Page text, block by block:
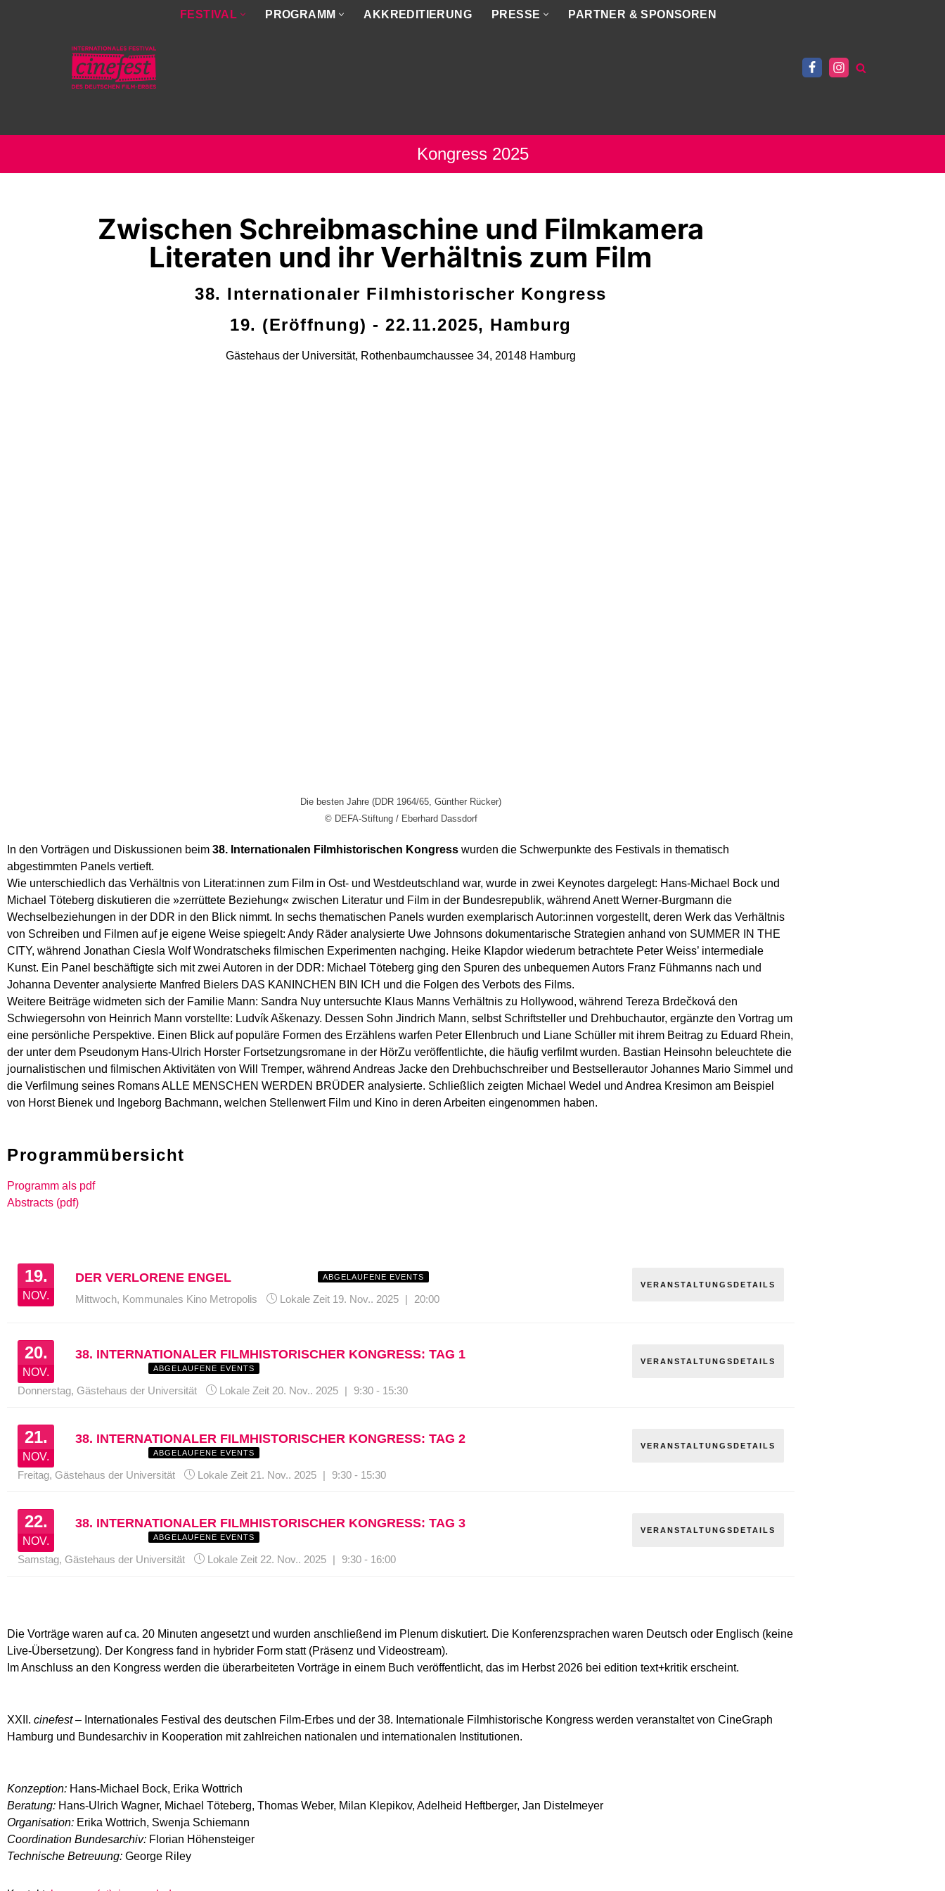
FESTIVAL PROGRAMM AKKREDITIERUNG PRESSE PARTNER & SPONSOREN
Kongress 2025
Zwischen Schreibmaschine und Filmkamera
Literaten und ihr Verhältnis zum Film
38. Internationaler Filmhistorischer Kongress
19. (Eröffnung) - 22.11.2025, Hamburg
Gästehaus der Universität, Rothenbaumchaussee 34, 20148 Hamburg
Die besten Jahre (DDR 1964/65, Günther Rücker)
© DEFA-Stiftung / Eberhard Dassdorf
In den Vorträgen und Diskussionen beim 38. Internationalen Filmhistorischen Kongress wurden die Schwerpunkte des Festivals in thematisch
abgestimmten Panels vertieft.
Wie unterschiedlich das Verhältnis von Literat:innen zum Film in Ost- und Westdeutschland war, wurde in zwei Keynotes dargelegt: Hans-Michael Bock und
Michael Töteberg diskutieren die »zerrüttete Beziehung« zwischen Literatur und Film in der Bundesrepublik, während Anett Werner-Burgmann die
Wechselbeziehungen in der DDR in den Blick nimmt. In sechs thematischen Panels wurden exemplarisch Autor:innen vorgestellt, deren Werk das Verhältnis
von Schreiben und Filmen auf je eigene Weise spiegelt: Andy Räder analysierte Uwe Johnsons dokumentarische Strategien anhand von SUMMER IN THE
CITY, während Jonathan Ciesla Wolf Wondratscheks filmischen Experimenten nachging. Heike Klapdor wiederum betrachtete Peter Weiss’ intermediale
Kunst. Ein Panel beschäftigte sich mit zwei Autoren in der DDR: Michael Töteberg ging den Spuren des unbequemen Autors Franz Fühmanns nach und
Johanna Deventer analysierte Manfred Bielers DAS KANINCHEN BIN ICH und die Folgen des Verbots des Films.
Weitere Beiträge widmeten sich der Familie Mann: Sandra Nuy untersuchte Klaus Manns Verhältnis zu Hollywood, während Tereza Brdečková den
Schwiegersohn von Heinrich Mann vorstellte: Ludvík Aškenazy. Dessen Sohn Jindrich Mann, selbst Schriftsteller und Drehbuchautor, ergänzte den Vortrag um
eine persönliche Perspektive. Einen Blick auf populäre Formen des Erzählens warfen Peter Ellenbruch und Liane Schüller mit ihrem Beitrag zu Eduard Rhein,
der unter dem Pseudonym Hans-Ulrich Horster Fortsetzungsromane in der HörZu veröffentlichte, die häufig verfilmt wurden. Bastian Heinsohn beleuchtete die
journalistischen und filmischen Aktivitäten von Will Tremper, während Andreas Jacke den Drehbuchschreiber und Bestsellerautor Johannes Mario Simmel und
die Verfilmung seines Romans ALLE MENSCHEN WERDEN BRÜDER analysierte. Schließlich zeigten Michael Wedel und Andrea Kresimon am Beispiel
von Horst Bienek und Ingeborg Bachmann, welchen Stellenwert Film und Kino in deren Arbeiten eingenommen haben.
Programmübersicht
Programm als pdf
Abstracts (pdf)
19.
NOV.
DER VERLORENE ENGEL ABGELAUFENE EVENTS
Mittwoch, Kommunales Kino Metropolis Lokale Zeit 19. Nov.. 2025 | 20:00
VERANSTALTUNGSDETAILS
20.
NOV.
38. INTERNATIONALER FILMHISTORISCHER KONGRESS: TAG 1
ABGELAUFENE EVENTS
Donnerstag, Gästehaus der Universität Lokale Zeit 20. Nov.. 2025 | 9:30 - 15:30
VERANSTALTUNGSDETAILS
21.
NOV.
38. INTERNATIONALER FILMHISTORISCHER KONGRESS: TAG 2
ABGELAUFENE EVENTS
Freitag, Gästehaus der Universität Lokale Zeit 21. Nov.. 2025 | 9:30 - 15:30
VERANSTALTUNGSDETAILS
22.
NOV.
38. INTERNATIONALER FILMHISTORISCHER KONGRESS: TAG 3
ABGELAUFENE EVENTS
Samstag, Gästehaus der Universität Lokale Zeit 22. Nov.. 2025 | 9:30 - 16:00
VERANSTALTUNGSDETAILS
Die Vorträge waren auf ca. 20 Minuten angesetzt und wurden anschließend im Plenum diskutiert. Die Konferenzsprachen waren Deutsch oder Englisch (keine
Live-Übersetzung). Der Kongress fand in hybrider Form statt (Präsenz und Videostream).
Im Anschluss an den Kongress werden die überarbeiteten Vorträge in einem Buch veröffentlicht, das im Herbst 2026 bei edition text+kritik erscheint.
XXII. cinefest– Internationales Festival des deutschen Film-Erbes und der 38. Internationale Filmhistorische Kongress werden veranstaltet von CineGraph
Hamburg und Bundesarchiv in Kooperation mit zahlreichen nationalen und internationalen Institutionen.
Konzeption: Hans-Michael Bock, Erika Wottrich
Beratung: Hans-Ulrich Wagner, Michael Töteberg, Thomas Weber, Milan Klepikov, Adelheid Heftberger, Jan Distelmeyer
Organisation: Erika Wottrich, Swenja Schiemann
Coordination Bundesarchiv: Florian Höhensteiger
Technische Betreuung: George Riley